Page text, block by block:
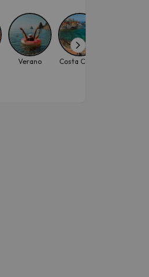
Verano Costa Cálida